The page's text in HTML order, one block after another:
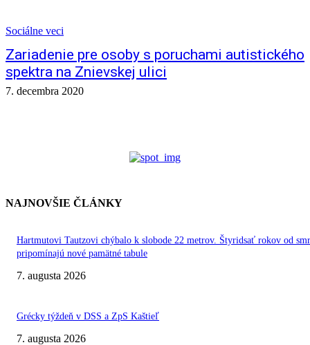
Sociálne veci
Zariadenie pre osoby s poruchami autistického
spektra na Znievskej ulici
7. decembra 2020
NAJNOVŠIE ČLÁNKY
Hartmutovi Tautzovi chýbalo k slobode 22 metrov. Štyridsať rokov od
pripomínajú nové pamätné tabule
7. augusta 2026
Grécky týždeň v DSS a ZpS Kaštieľ
7. augusta 2026